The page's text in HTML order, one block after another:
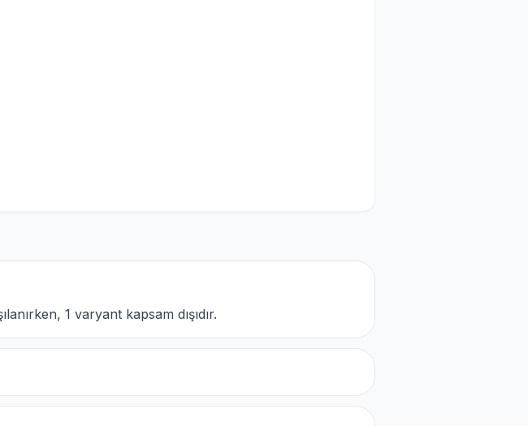
1 varyant kapsam dışıdır.